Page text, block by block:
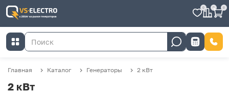
0 0 0
Главная Каталог Генераторы 2 кВт
2 кВт